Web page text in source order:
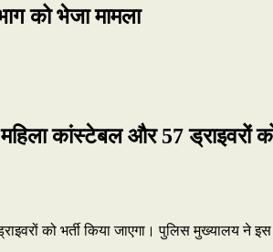
को भेजा मामला
कांस्टेबल और 57 ड्राइवरों
को भर्ती किया जाएगा। पुलिस मुख्यालय ने इस